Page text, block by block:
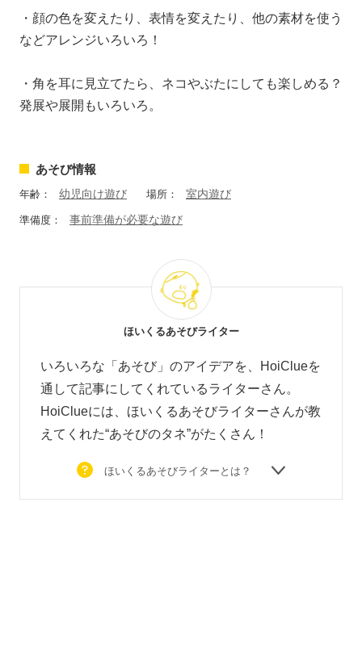
・顔の色を変えたり、表情を変えたり、他の素材を使う
などアレンジいろいろ！
・角を耳に見立てたら、ネコやぶたにしても楽しめる？
発展や展開もいろいろ。
あそび情報
年齢： 幼児向け遊び 場所： 室内遊び
準備度： 事前準備が必要な遊び
ほいくるあそびライター
いろいろな「あそび」のアイデアを、HoiClueを
通して記事にしてくれているライターさん。
HoiClueには、ほいくるあそびライターさんが教
えてくれた“あそびのタネ”がたくさん！
ほいくるあそびライターとは？